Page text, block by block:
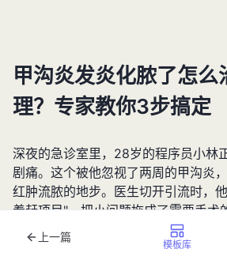
甲沟炎发炎化脓了怎么
理？专家教你3步搞定
深夜的急诊室里，28岁的程序员小林
剧痛。这个被他忽视了两周的甲沟炎
红肿流脓的地步。医生切开引流时，
着赶项目"，把小问题拖成了需要手术
其实，像小林这样的案例在临床上并
上一篇
模板库